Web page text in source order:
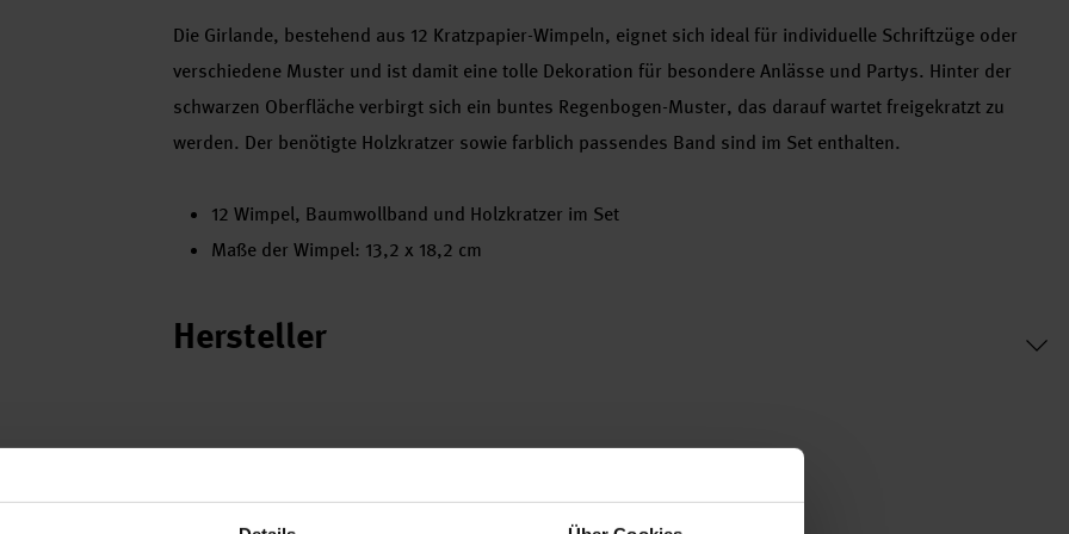
Die Girlande, bestehend aus 12 Kratzpapier-Wimpeln, eignet sich ideal für individuelle Schriftzüge oder
verschiedene Muster und ist damit eine tolle Dekoration für besondere Anlässe und Partys. Hinter der
schwarzen Oberfläche verbirgt sich ein buntes Regenbogen-Muster, das darauf wartet freigekratzt zu
werden. Der benötigte Holzkratzer sowie farblich passendes Band sind im Set enthalten.
12 Wimpel, Baumwollband und Holzkratzer im Set
Maße der Wimpel: 13,2 x 18,2 cm
Hersteller